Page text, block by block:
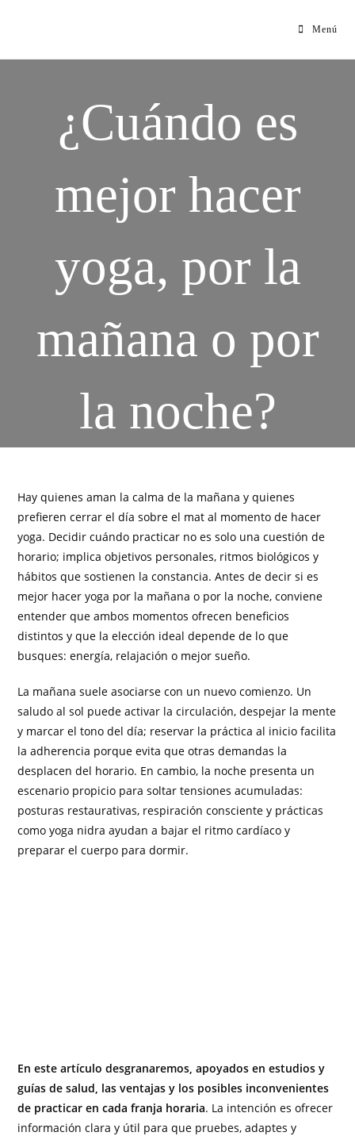
Menú
¿Cuándo es
mejor hacer
yoga, por la
mañana o por
la noche?
Hay quienes aman la calma de la mañana y quienes
prefieren cerrar el día sobre el mat al momento de hacer
yoga. Decidir cuándo practicar no es solo una cuestión de
horario; implica objetivos personales, ritmos biológicos y
hábitos que sostienen la constancia. Antes de decir si es
mejor hacer yoga por la mañana o por la noche, conviene
entender que ambos momentos ofrecen beneficios
distintos y que la elección ideal depende de lo que
busques: energía, relajación o mejor sueño.
La mañana suele asociarse con un nuevo comienzo. Un
saludo al sol puede activar la circulación, despejar la mente
y marcar el tono del día; reservar la práctica al inicio facilita
la adherencia porque evita que otras demandas la
desplacen del horario. En cambio, la noche presenta un
escenario propicio para soltar tensiones acumuladas:
posturas restaurativas, respiración consciente y prácticas
como yoga nidra ayudan a bajar el ritmo cardíaco y
preparar el cuerpo para dormir.
En este artículo desgranaremos, apoyados en estudios y
guías de salud, las ventajas y los posibles inconvenientes
de practicar en cada franja horaria. La intención es ofrecer
información clara y útil para que pruebes, adaptes y